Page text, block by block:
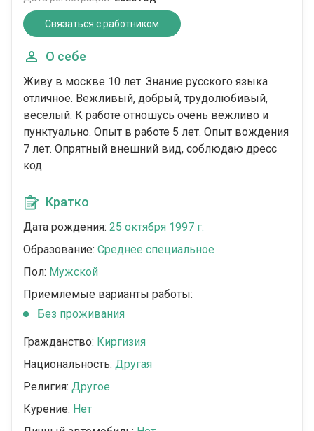
Связаться с работником
О себе
Живу в москве 10 лет. Знание русского языка
отличное. Вежливый, добрый, трудолюбивый,
веселый. К работе отношусь очень вежливо и
пунктуально. Опыт в работе 5 лет. Опыт вождения
7 лет. Опрятный внешний вид, соблюдаю дресс
код.
Кратко
Дата рождения: 25 октября 1997 г.
Образование: Среднее специальное
Пол: Мужской
Приемлемые варианты работы:
Без проживания
Гражданство: Киргизия
Национальность: Другая
Религия: Другое
Курение: Нет